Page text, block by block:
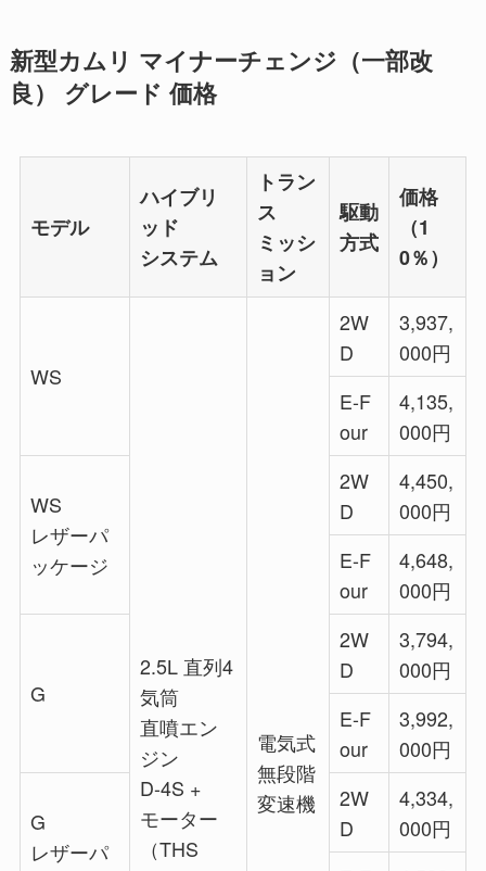
新型カムリ マイナーチェンジ（一部改
良） グレード 価格
モデル
ハイブリ
ッド
システム
トラン
ス
ミッシ
ョン
駆動
方式
価格
（1
0％）
WS
2.5L 直列4
気筒
直噴エン
ジン
D-4S +
モーター
（THS
電気式
無段階
変速機
2W
D
3,937,
000円
E-F
our
4,135,
000円
WS
レザーパ
ッケージ
2W
D
4,450,
000円
E-F
our
4,648,
000円
G
2W
D
3,794,
000円
E-F
our
3,992,
000円
G
レザーパ
2W
D
4,334,
000円